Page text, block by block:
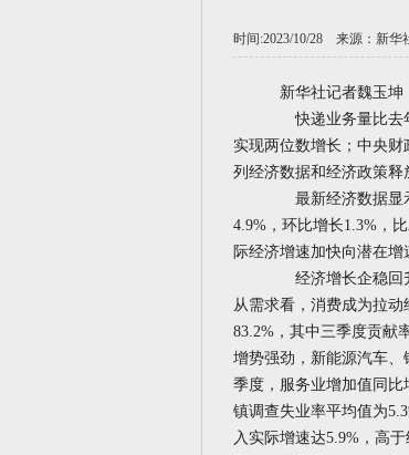
时间:2023/10/28 来源： 新华
新华社记者魏玉坤
快递业务量比去年
实现两位数增长；中央
列经济数据和经济政策释
最新经济数据显示
4.9%，环比增长1.3%，
际经济增速加快向潜在增
经济增长企稳回升
从需求看，消费成为拉
83.2%，其中三季度贡献
增势强劲，新能源汽车、
季度，服务业增加值同比
镇调查失业率平均值为
入实际增速达5.9%，高